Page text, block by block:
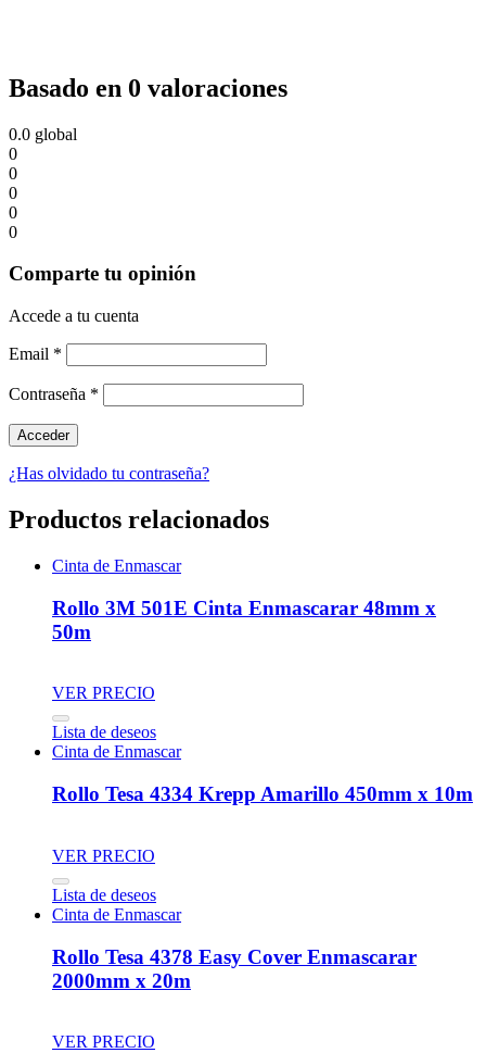
Basado en 0 valoraciones
0.0 global
0
0
0
0
0
Comparte tu opinión
Accede a tu cuenta
Email *
Contraseña *
¿Has olvidado tu contraseña?
Productos relacionados
Cinta de Enmascar
Rollo 3M 501E Cinta Enmascarar 48mm x
50m
VER PRECIO
Lista de deseos
Cinta de Enmascar
Rollo Tesa 4334 Krepp Amarillo 450mm x 10m
VER PRECIO
Lista de deseos
Cinta de Enmascar
Rollo Tesa 4378 Easy Cover Enmascarar
2000mm x 20m
VER PRECIO